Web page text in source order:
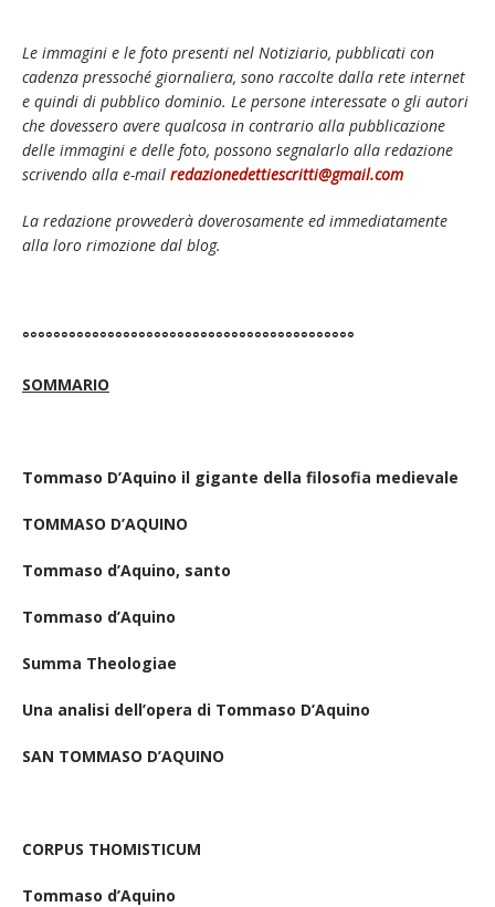
Le immagini e le foto presenti nel Notiziario, pubblicati con
cadenza pressoché giornaliera, sono raccolte dalla rete internet
e quindi di pubblico dominio. Le persone interessate o gli autori
che dovessero avere qualcosa in contrario alla pubblicazione
delle immagini e delle foto, possono segnalarlo alla redazione
scrivendo alla e-mail redazionedettiescritti@gmail.com
La redazione provvederà doverosamente ed immediatamente
alla loro rimozione dal blog.
°°°°°°°°°°°°°°°°°°°°°°°°°°°°°°°°°°°°°°°°°°°
SOMMARIO
Tommaso D’Aquino il gigante della filosofia medievale
TOMMASO D’AQUINO
Tommaso d’Aquino, santo
Tommaso d’Aquino
Summa Theologiae
Una analisi dell’opera di Tommaso D’Aquino
SAN TOMMASO D’AQUINO
CORPUS THOMISTICUM
Tommaso d’Aquino